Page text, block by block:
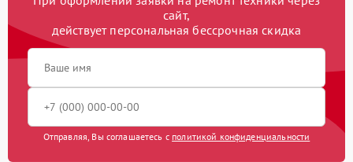
сайт,
действует персональная бессрочная скидка
Отправляя, Вы соглашаетесь с политикой конфиденциальности